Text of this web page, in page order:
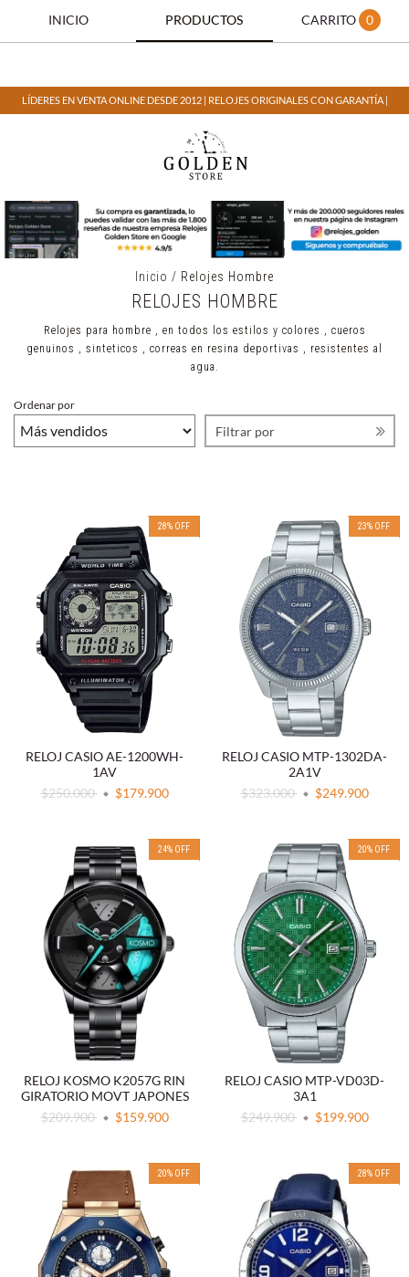
INICIO PRODUCTOS CARRITO 0
LÍDERES EN VENTA ONLINE DESDE 2012 | RELOJES ORIGINALES CON GARANTÍA |
Inicio / Relojes Hombre
RELOJES HOMBRE
Relojes para hombre , en todos los estilos y colores , cueros
genuinos , sinteticos , correas en resina deportivas , resistentes al
agua.
Ordenar por
Filtrar por
28% OFF
RELOJ CASIO AE-1200WH-
1AV
$250.000
$179.900
23% OFF
RELOJ CASIO MTP-1302DA-
2A1V
$323.000
$249.900
24% OFF
RELOJ KOSMO K2057G RIN
GIRATORIO MOVT JAPONES
$209.900
$159.900
20% OFF
RELOJ CASIO MTP-VD03D-
3A1
$249.900
$199.900
20% OFF 28% OFF